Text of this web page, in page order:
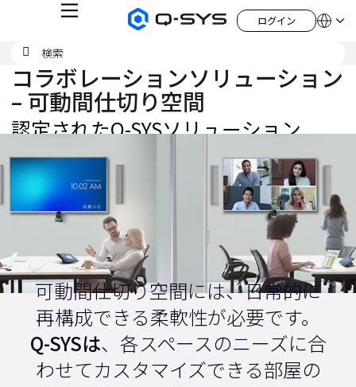
Q-
デ
ィ
オ
製
品
ホ
メ
ュ
ー
ログイン
ロ
グ
言
QSYS.com (English)
India (English)
Deutsch
Español
Français
한국어
China (中文)
の
送
信
コラボレーションソリューション
– 可動間仕切り空間
認定されたQ-SYSソリューション
在
ス
イ
ド：可動間仕切り空間には、日常的に
再構成できる柔軟性が必要です。
Q-SYSは、各スペースのニーズに合
わせてカスタマイズできる部屋の